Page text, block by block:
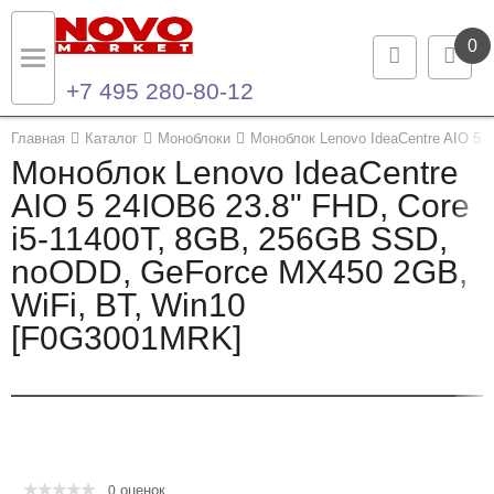
0
+7 495 280-80-12
Главная Каталог Моноблоки Моноблок Lenovo IdeaCentre AIO 5
Моноблок Lenovo IdeaCentre
AIO 5 24IOB6 23.8" FHD, Core
i5-11400T, 8GB, 256GB SSD,
noODD, GeForce MX450 2GB,
WiFi, BT, Win10
[F0G3001MRK]
0 оценок
Назад
Каталог продукции
Ноутбуки и ультрабуки
Компьютеры
Моноблоки
Назад
Контакты
Контактная информация